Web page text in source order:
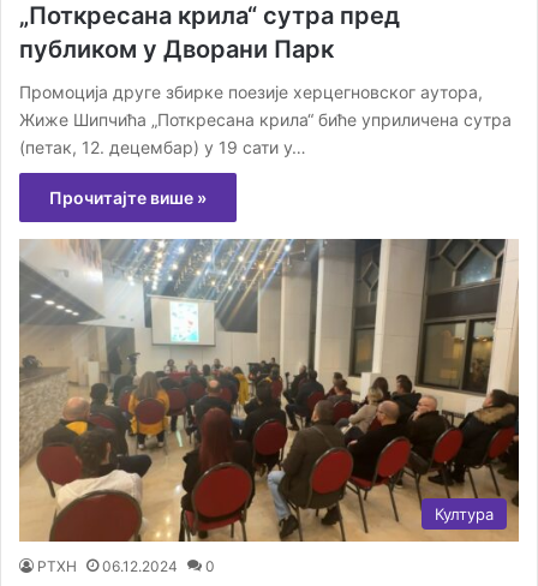
„Поткресана крила“ сутра пред
публиком у Дворани Парк
Промоција друге збирке поезије херцегновског аутора,
Жиже Шипчића „Поткресана крила“ биће уприличена сутра
(петак, 12. децембар) у 19 сати у…
Прочитајте више »
Култура
РТХН 06.12.2024 0